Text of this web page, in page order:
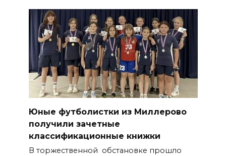
Юные футболистки из Миллерово
получили зачетные
классификационные книжки
В торжественной обстановке прошло